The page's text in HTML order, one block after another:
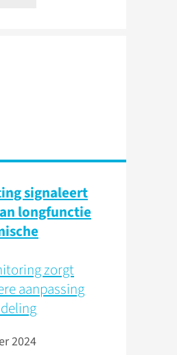
signaleert
longfunctie
zorgt
aanpassing
2024